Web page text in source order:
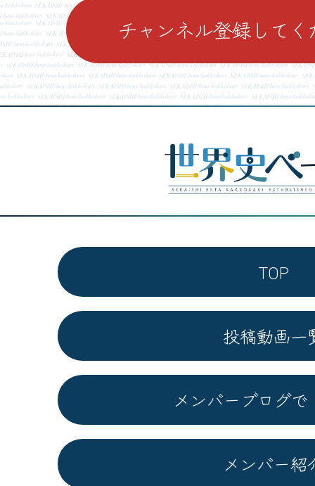
チャンネル登録して
TOP
投稿動画一
メンバーブログで
メンバー紹